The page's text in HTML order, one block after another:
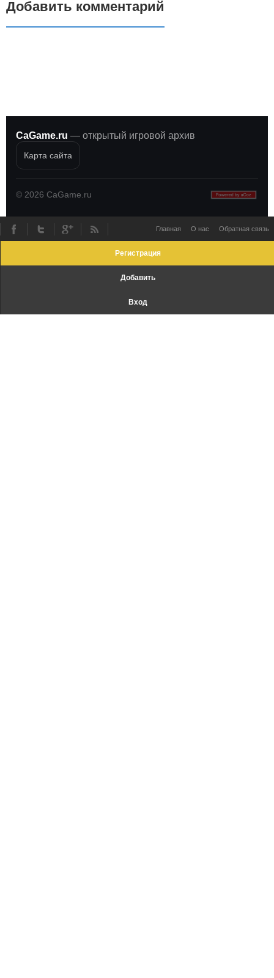
Добавить комментарий
CaGame.ru — открытый игровой архив
Карта сайта
© 2026 CaGame.ru
Главная О нас Обратная связь
Регистрация
Добавить
Вход